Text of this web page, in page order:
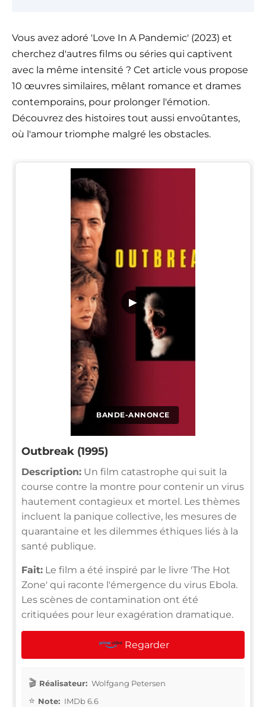
Vous avez adoré 'Love In A Pandemic' (2023) et
cherchez d'autres films ou séries qui captivent
avec la même intensité ? Cet article vous propose
10 œuvres similaires, mêlant romance et drames
contemporains, pour prolonger l'émotion.
Découvrez des histoires tout aussi envoûtantes,
où l'amour triomphe malgré les obstacles.
BANDE-ANNONCE
▶
Outbreak (1995)
Description: Un film catastrophe qui suit la
course contre la montre pour contenir un virus
hautement contagieux et mortel. Les thèmes
incluent la panique collective, les mesures de
quarantaine et les dilemmes éthiques liés à la
santé publique.
Fait: Le film a été inspiré par le livre 'The Hot
Zone' qui raconte l'émergence du virus Ebola.
Les scènes de contamination ont été
critiquées pour leur exagération dramatique.
Regarder
Réalisateur: Wolfgang Petersen
Note: IMDb 6.6